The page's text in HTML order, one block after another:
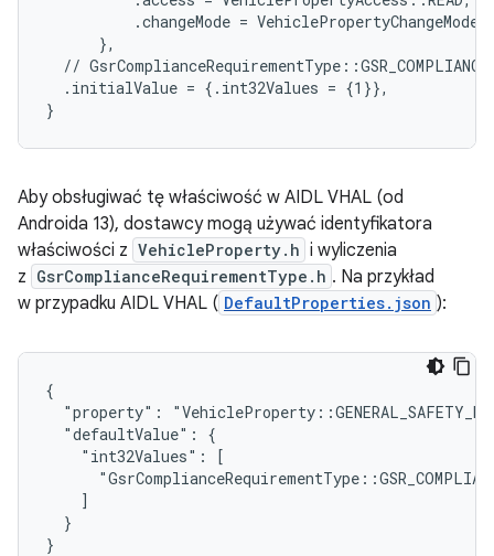
.changeMode =
      },
//
  .initialValue = {.int32Values = {1}},
}
Aby obsługiwać tę właściwość w AIDL VHAL (od
Androida 13), dostawcy mogą używać identyfikatora
właściwości z VehicleProperty.h i wyliczenia
z GsrComplianceRequirementType.h . Na przykład
w przypadku AIDL VHAL ( DefaultProperties.json ):
{
"property":
  "defaultValue": {
    "int32Values": [
    ]
  }
}